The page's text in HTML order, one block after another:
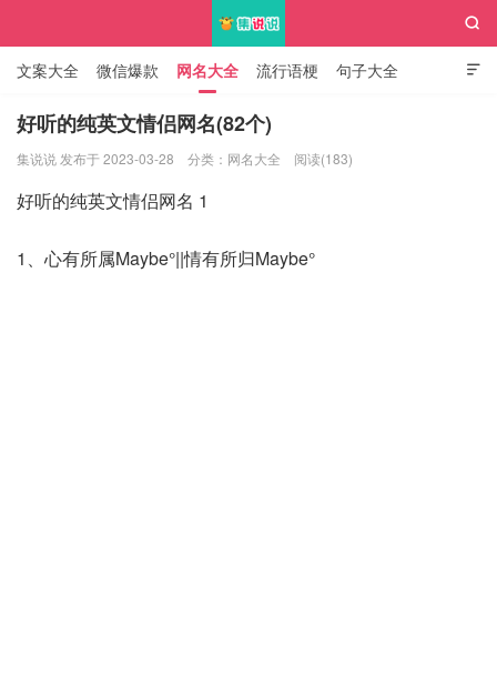

文案大全 微信爆款 网名大全 流行语梗 句子大全
知识大全

好听的纯英文情侣网名(82个)
集说说 发布于 2023-03-28 分类： 网名大全 阅读(183)
好听的纯英文情侣网名 1
1、心有所属Maybe°||情有所归Maybe°